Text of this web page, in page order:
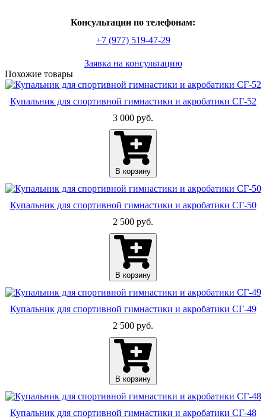
Консультации по телефонам:
+7 (977) 519-47-29
Заявка на консультацию
По­хо­жие то­ва­ры
Купальник для спортивной гимнастики и акробатики СГ-52
3 000 руб.
В корзину
Купальник для спортивной гимнастики и акробатики СГ-50
2 500 руб.
В корзину
Купальник для спортивной гимнастики и акробатики СГ-49
2 500 руб.
В корзину
Купальник для спортивной гимнастики и акробатики СГ-48